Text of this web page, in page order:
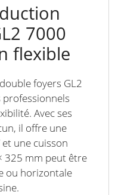
7000
flexible
foyers GL2
professionnels
Avec ses
il offre une
une cuisson
325 mm peut être
ou horizontale